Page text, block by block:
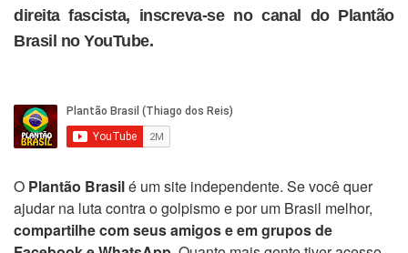
direita fascista, inscreva-se no canal do Plantão
Brasil no YouTube.
O Plantão Brasilé um site independente. Se você quer
ajudar na luta contra o golpismo e por um Brasil melhor,
compartilhe com seus amigos e em grupos de